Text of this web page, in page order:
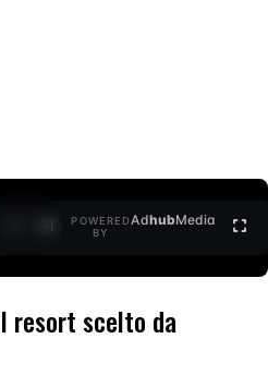
POWERED
BY
AdhubMedia
resort scelto da